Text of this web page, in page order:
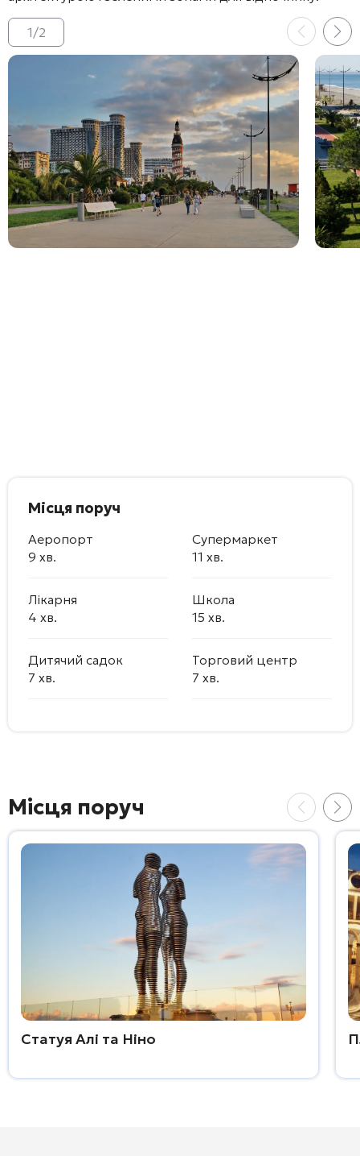
1/2
Місця поруч
Аеропорт
9 хв.
Супермаркет
11 хв.
Лікарня
4 хв.
Школа
15 хв.
Дитячий садок
7 хв.
Торговий центр
7 хв.
Місця поруч
Статуя Алі та Ніно